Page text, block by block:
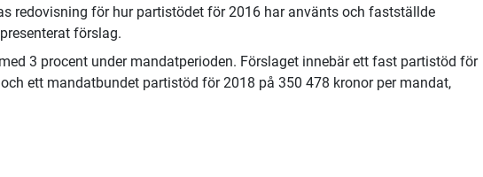
redovisning för hur partistödet för 2016 har använts och fastställde
förslag.
3 procent under mandatperioden. Förslaget innebär ett fast partistöd för
ett mandatbundet partistöd för 2018 på 350 478 kronor per mandat,